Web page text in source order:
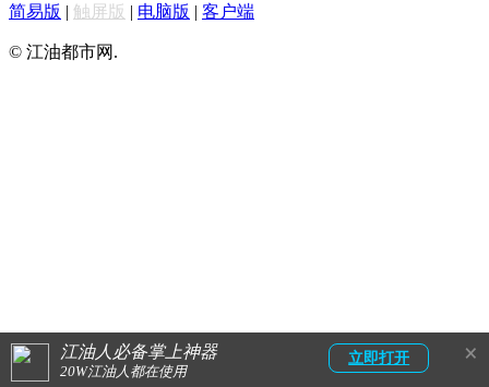
江油人必备掌上神器
20W江油人都在使用
立即打开 ×
简易版 | 触屏版 | 电脑版 | 客户端
© 江油都市网.